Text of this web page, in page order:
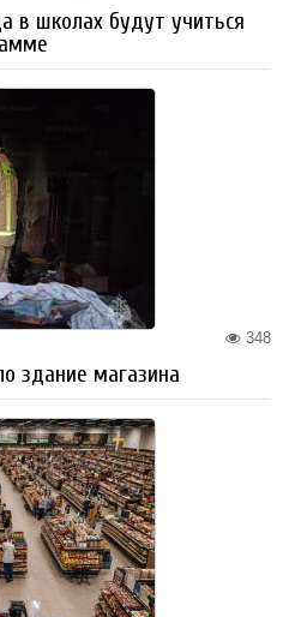
в школах будут учиться
348
здание магазина